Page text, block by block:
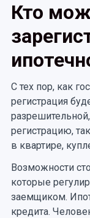
Кто
С тех пор, как
регистрация
регистрацию,
в квартире,
Возможности
которые
заемщиком.
кредита.